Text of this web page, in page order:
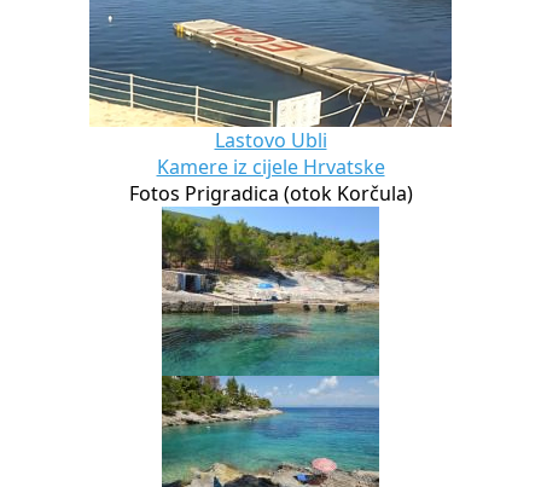
Lastovo Ubli
Kamere iz cijele Hrvatske
Fotos Prigradica (otok Korčula)